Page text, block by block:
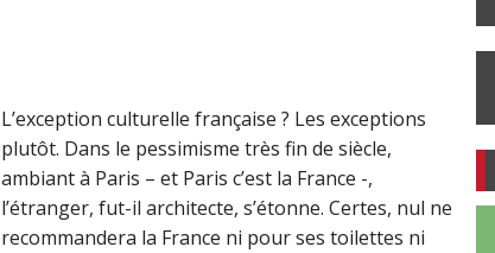
L’exception culturelle française ? Les exceptions
plutôt. Dans le pessimisme très fin de siècle,
ambiant à Paris – et Paris c’est la France -,
l’étranger, fut-il architecte, s’étonne. Certes, nul ne
recommandera la France ni pour ses toilettes ni